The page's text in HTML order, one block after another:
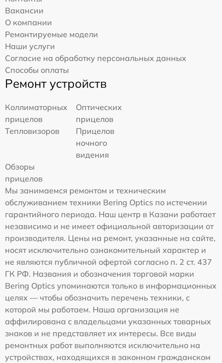
Вакансии
О компании
Ремонтируемые модели
Наши услуги
Согласие на обработку персональных данных
Способы оплаты
Ремонт устройств
Коллиматорных
прицелов
Оптических
прицелов
Тепловизоров
Прицелов
ночного
видения
Обзоры
прицелов
Мы занимаемся ремонтом и техническим
обслуживанием техники Bering Optics по истечении
гарантийного периода. Наш центр в Казани работает
независимо и не имеет официальной авторизации от
производителя. Цены на ремонт, указанные на сайте,
носят исключительно ознакомительный характер и
не являются публичной офертой согласно п. 2 ст. 437
ГК РФ. Названия и обозначения торговой марки
Bering Optics упоминаются только в информационных
целях — чтобы обозначить перечень техники, с
которой мы работаем. Наша организация не
аффилирована с владельцами указанных товарных
знаков и не представляет их интересы. Все виды
ремонтных работ выполняются исключительно на
устройствах, находящихся в законном гражданском